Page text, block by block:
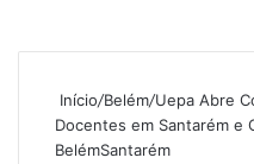
Início/Belém/Uepa Abre
Docentes em Santarém e
BelémSantarém